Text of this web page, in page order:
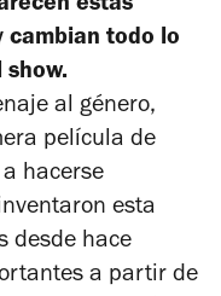
estas
cambian todo lo
show.
al género,
película de
hacerse
esta
desde hace
a partir de